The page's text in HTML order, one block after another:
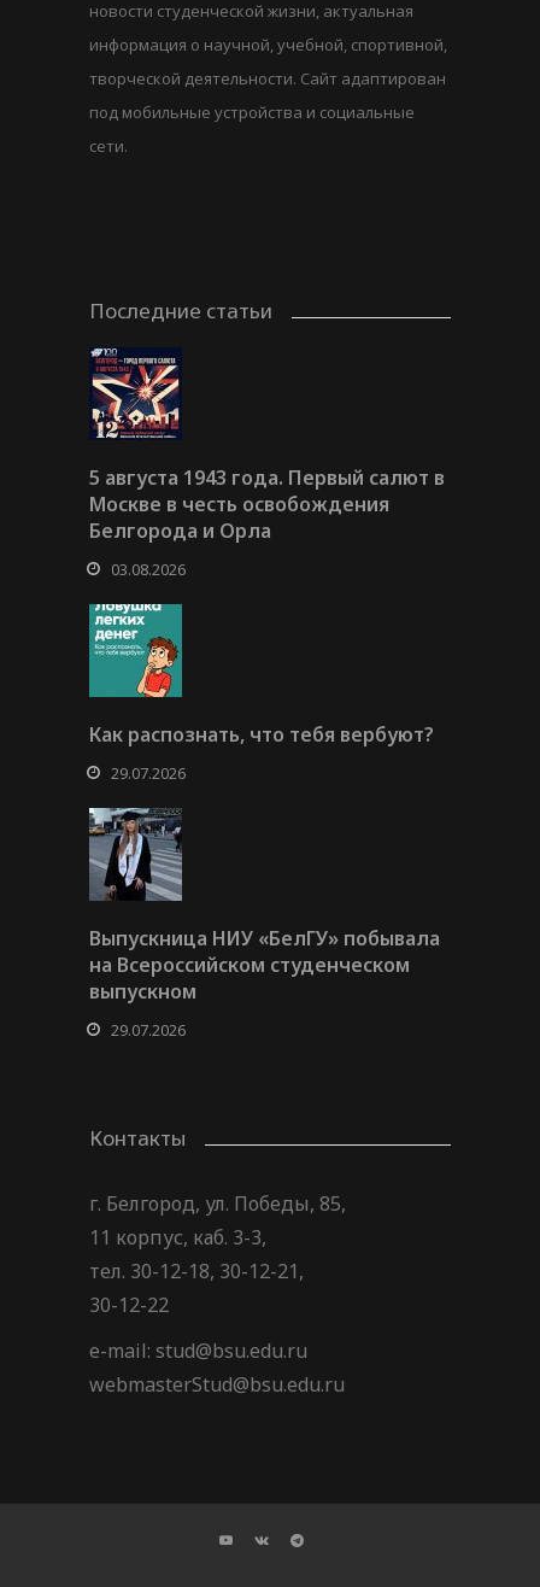
новости студенческой жизни, актуальная
информация о научной, учебной, спортивной,
творческой деятельности. Сайт адаптирован
под мобильные устройства и социальные
сети.
Последние статьи
5 августа 1943 года. Первый салют в
Москве в честь освобождения
Белгорода и Орла
03.08.2026
Как распознать, что тебя вербуют?
29.07.2026
Выпускница НИУ «БелГУ» побывала
на Всероссийском студенческом
выпускном
29.07.2026
Контакты
г. Белгород, ул. Победы, 85,
11 корпус, каб. 3-3,
тел. 30-12-18, 30-12-21,
30-12-22
e-mail: stud@bsu.edu.ru
webmasterStud@bsu.edu.ru